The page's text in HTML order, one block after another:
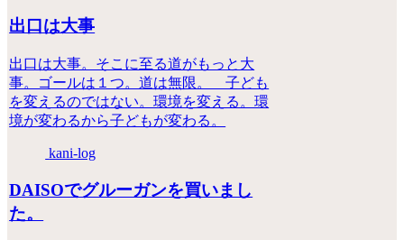
出口は大事
出口は大事。そこに至る道がもっと大
事。ゴールは１つ。道は無限。 子ども
を変えるのではない。環境を変える。環
境が変わるから子どもが変わる。
kani-log
DAISOでグルーガンを買いまし
た。